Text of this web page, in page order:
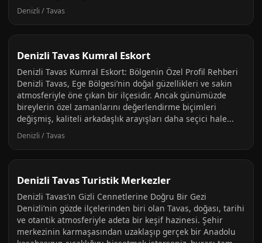
Denizli / Tavas
Denizli Tavas Kumral Eskort
Denizli Tavas Kumral Eskort: Bölgenin Özel Profil Rehberi
Denizli Tavas, Ege Bölgesi’nin doğal güzellikleri ve sakin
atmosferiyle öne çıkan bir ilçesidir. Ancak günümüzde
bireylerin özel zamanlarını değerlendirme biçimleri
değişmiş, kaliteli arkadaşlık arayışları daha seçici hale...
Denizli / Tavas
Denizli Tavas Turistik Merkezler
Denizli Tavas’ın Gizli Cennetlerine Doğru Bir Gezi
Denizli’nin gözde ilçelerinden biri olan Tavas, doğası, tarihi
ve otantik atmosferiyle adeta bir keşif hazinesi. Şehir
merkezinin karmaşasından uzaklaşıp gerçek bir Anadolu